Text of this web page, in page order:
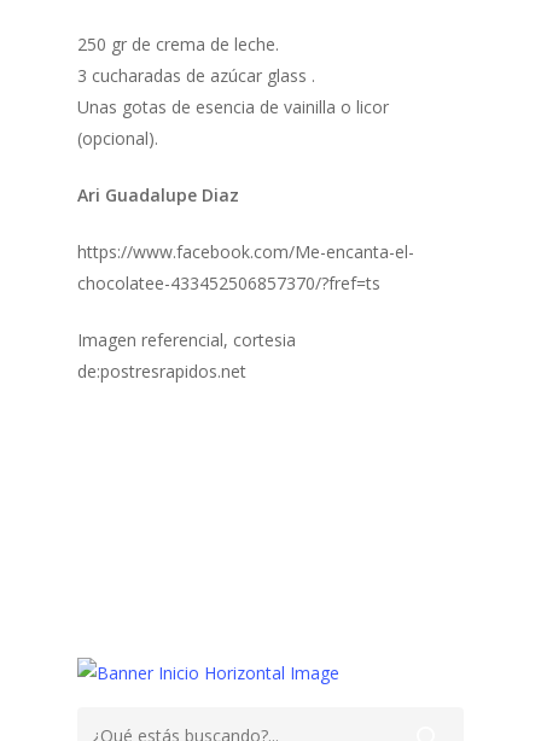
250 gr de crema de leche.
3 cucharadas de azúcar glass .
Unas gotas de esencia de vainilla o licor
(opcional).
Ari Guadalupe Diaz
https://www.facebook.com/Me-encanta-el-
chocolatee-433452506857370/?fref=ts
Imagen referencial, cortesia
de:postresrapidos.net